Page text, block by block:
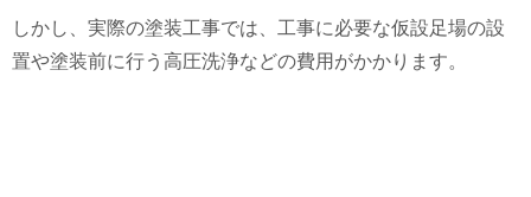
しかし、実際の塗装工事では、工事に必要な仮設足場の設
置や塗装前に行う高圧洗浄などの費用がかかります。